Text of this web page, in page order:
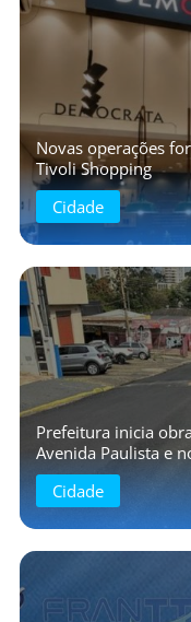
Novas operações
Tivoli Shopping
Cidade
Prefeitura inicia
Avenida Paulista e
Cidade